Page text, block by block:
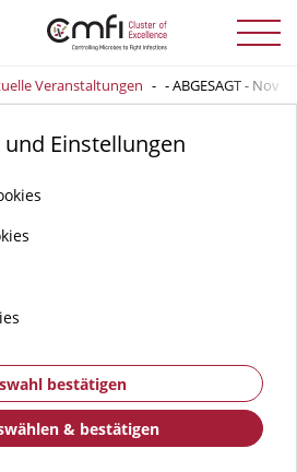
Menü
Veranstaltungen - ABGESAGT -
Einstellungen
bestätigen
& bestätigen